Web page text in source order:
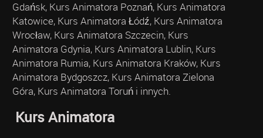
Gdańsk, Kurs Animatora Poznań, Kurs Animatora
Katowice, Kurs Animatora Łódź, Kurs Animatora
Wrocław, Kurs Animatora Szczecin, Kurs
Animatora Gdynia, Kurs Animatora Lublin, Kurs
Animatora Rumia, Kurs Animatora Kraków, Kurs
Animatora Bydgoszcz, Kurs Animatora Zielona
Góra, Kurs Animatora Toruń i innych.
Kurs Animatora